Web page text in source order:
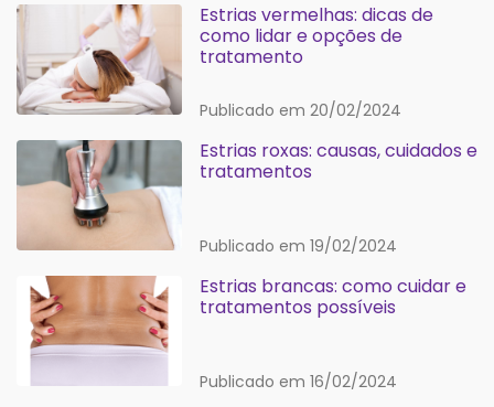
Estrias vermelhas: dicas de
como lidar e opções de
tratamento
Publicado em 20/02/2024
Estrias roxas: causas, cuidados e
tratamentos
Publicado em 19/02/2024
Estrias brancas: como cuidar e
tratamentos possíveis
Publicado em 16/02/2024